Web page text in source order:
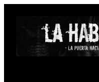
Saltar
Psychedelic, Stoner,